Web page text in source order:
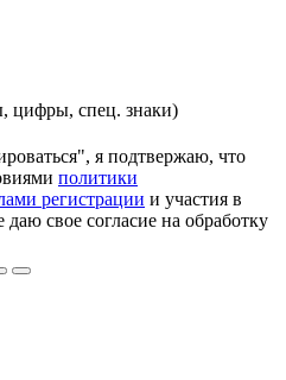
цифры, спец. знаки)
я подтвержаю, что
политики
регистрации и участия в
даю свое согласие на обработку